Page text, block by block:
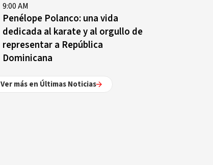
9:00 AM
Penélope Polanco: una vida
dedicada al karate y al orgullo de
representar a República
Dominicana
Ver más en Últimas Noticias